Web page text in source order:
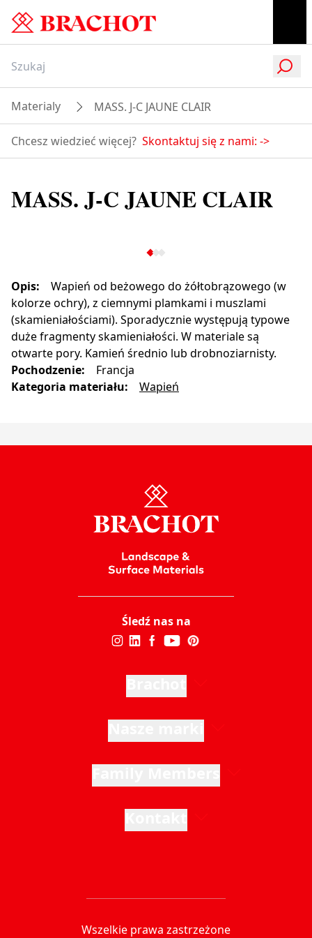
Materialy MASS. J-C JAUNE CLAIR
Chcesz wiedzieć więcej? Skontaktuj się z nami: ->
MASS. J-C JAUNE CLAIR
Opis:
Wapień od beżowego do żółtobrązowego (w
kolorze ochry), z ciemnymi plamkami i muszlami
(skamieniałościami). Sporadycznie występują typowe
duże fragmenty skamieniałości. W materiale są
otwarte pory. Kamień średnio lub drobnoziarnisty.
Pochodzenie:
Francja
Kategoria materiału: Wapień
Śledź nas na
Wszelkie prawa zastrzeżone